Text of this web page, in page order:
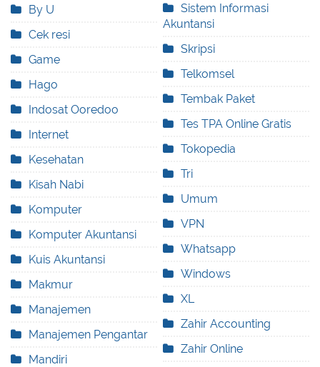
By U
Cek resi
Game
Hago
Indosat Ooredoo
Internet
Kesehatan
Kisah Nabi
Komputer
Komputer Akuntansi
Kuis Akuntansi
Makmur
Manajemen
Manajemen Pengantar
Mandiri
Sistem Informasi
Akuntansi
Skripsi
Telkomsel
Tembak Paket
Tes TPA Online Gratis
Tokopedia
Tri
Umum
VPN
Whatsapp
Windows
XL
Zahir Accounting
Zahir Online